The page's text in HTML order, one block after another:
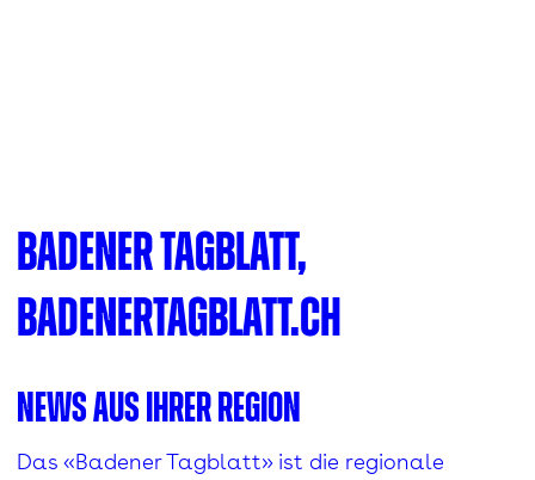
Badener Tagblatt,
badenertagblatt.ch
News aus Ihrer Region
Das «Badener Tagblatt» ist die regionale